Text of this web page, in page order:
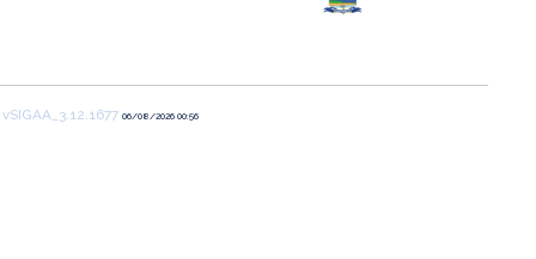
vSIGAA_3.12.1677 06/08/2026 00:56